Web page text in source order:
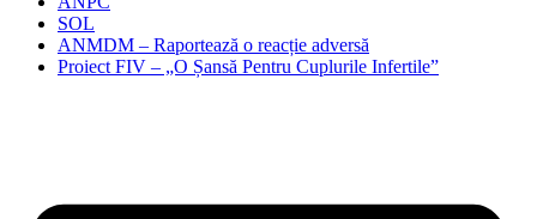
SOL
ANMDM – Raportează o reacție adversă
Proiect FIV – „O Șansă Pentru Cuplurile Infertile”